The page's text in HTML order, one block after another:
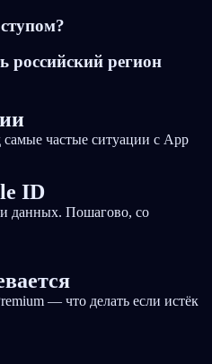
российский регион
частые ситуации с App
ID
данных. Пошагово, со
— что делать если истёк